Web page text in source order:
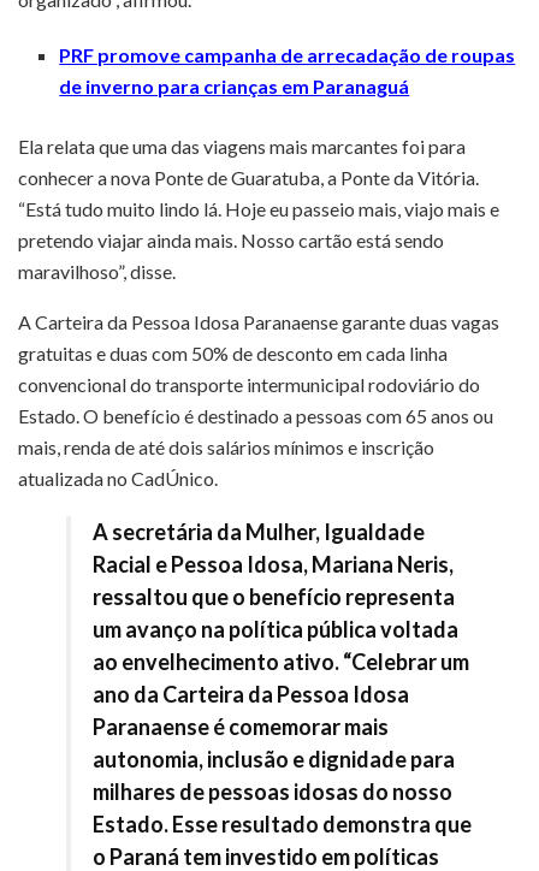
PRF promove campanha de arrecadação de roupas
de inverno para crianças em Paranaguá
Ela relata que uma das viagens mais marcantes foi para
conhecer a nova Ponte de Guaratuba, a Ponte da Vitória.
“Está tudo muito lindo lá. Hoje eu passeio mais, viajo mais e
pretendo viajar ainda mais. Nosso cartão está sendo
maravilhoso”, disse.
A Carteira da Pessoa Idosa Paranaense garante duas vagas
gratuitas e duas com 50% de desconto em cada linha
convencional do transporte intermunicipal rodoviário do
Estado. O benefício é destinado a pessoas com 65 anos ou
mais, renda de até dois salários mínimos e inscrição
atualizada no CadÚnico.
A secretária da Mulher, Igualdade
Racial e Pessoa Idosa, Mariana Neris,
ressaltou que o benefício representa
um avanço na política pública voltada
ao envelhecimento ativo. “Celebrar um
ano da Carteira da Pessoa Idosa
Paranaense é comemorar mais
autonomia, inclusão e dignidade para
milhares de pessoas idosas do nosso
Estado. Esse resultado demonstra que
o Paraná tem investido em políticas